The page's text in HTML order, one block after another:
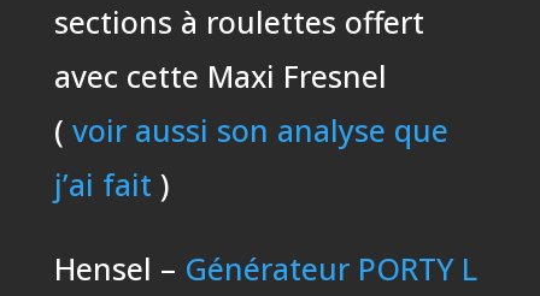
sections à roulettes offert
avec cette Maxi Fresnel
( voir aussi son analyse que
j’ai fait )
Hensel – Générateur PORTY L